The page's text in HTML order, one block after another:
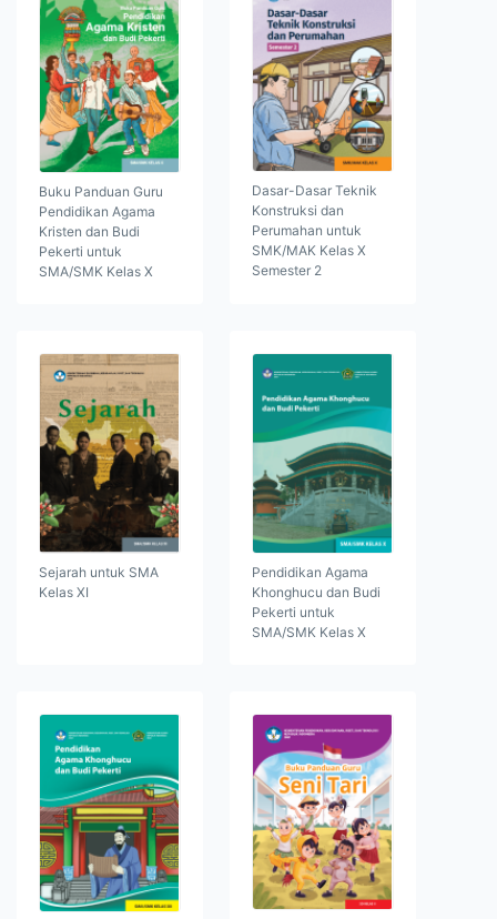
Buku Panduan Guru
Pendidikan Agama
Kristen dan Budi
Pekerti untuk
SMA/SMK Kelas X
Dasar-Dasar Teknik
Konstruksi dan
Perumahan untuk
SMK/MAK Kelas X
Semester 2
Sejarah untuk SMA
Kelas XI
Pendidikan Agama
Khonghucu dan Budi
Pekerti untuk
SMA/SMK Kelas X